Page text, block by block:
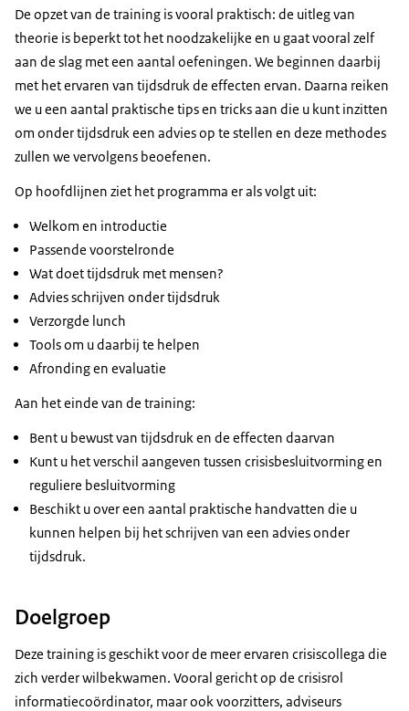
De opzet van de training is vooral praktisch: de uitleg van
theorie is beperkt tot het noodzakelijke en u gaat vooral zelf
aan de slag met een aantal oefeningen. We beginnen daarbij
met het ervaren van tijdsdruk de effecten ervan. Daarna reiken
we u een aantal praktische tips en tricks aan die u kunt inzitten
om onder tijdsdruk een advies op te stellen en deze methodes
zullen we vervolgens beoefenen.
Op hoofdlijnen ziet het programma er als volgt uit:
Welkom en introductie
Passende voorstelronde
Wat doet tijdsdruk met mensen?
Advies schrijven onder tijdsdruk
Verzorgde lunch
Tools om u daarbij te helpen
Afronding en evaluatie
Aan het einde van de training:
Bent u bewust van tijdsdruk en de effecten daarvan
Kunt u het verschil aangeven tussen crisisbesluitvorming en
reguliere besluitvorming
Beschikt u over een aantal praktische handvatten die u
kunnen helpen bij het schrijven van een advies onder
tijdsdruk.
Doelgroep
Deze training is geschikt voor de meer ervaren crisiscollega die
zich verder wilbekwamen. Vooral gericht op de crisisrol
informatiecoördinator, maar ook voorzitters, adviseurs